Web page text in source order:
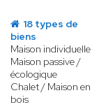
18 types de
biens
Maison individuelle
Maison passive /
écologique
Chalet / Maison en
bois